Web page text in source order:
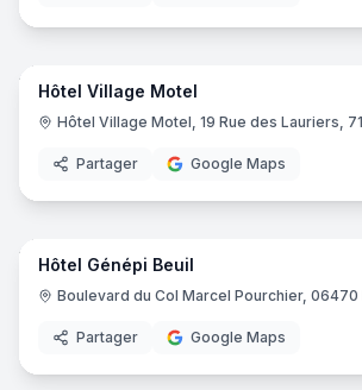
Hôtel Village Motel
Hôtel Village Motel, 19 Rue des Lauriers,
Partager Google Maps
Hôtel Génépi Beuil
Boulevard du Col Marcel Pourchier, 06470
Partager Google Maps